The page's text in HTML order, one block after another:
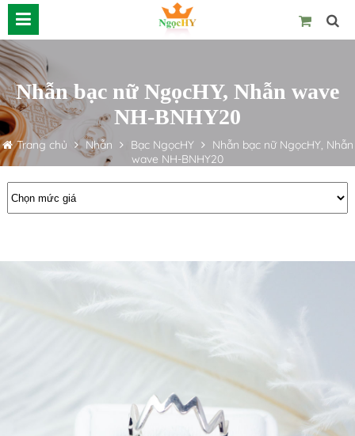
Nhẫn bạc nữ NgọcHY, Nhẫn wave
NH-BNHY20
Trang chủ Nhẫn Bạc NgọcHY
Nhẫn bạc nữ NgọcHY, Nhẫn
wave NH-BNHY20